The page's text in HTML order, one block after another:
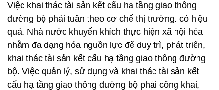
Việc khai thác tài sản kết cấu hạ tầng giao thông
đường bộ phải tuân theo cơ chế thị trường, có hiệu
quả. Nhà nước khuyến khích thực hiện xã hội hóa
nhằm đa dạng hóa nguồn lực để duy trì, phát triển,
khai thác tài sản kết cấu hạ tầng giao thông đường
bộ. Việc quản lý, sử dụng và khai thác tài sản kết
cấu hạ tầng giao thông đường bộ phải công khai,